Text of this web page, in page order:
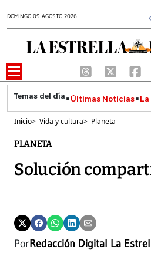
DOMINGO 09 AGOSTO 2026
Últimas Noticias
Inicio> Vida y cultura> Planeta
PLANETA
Solución
PorRedacción Digital La